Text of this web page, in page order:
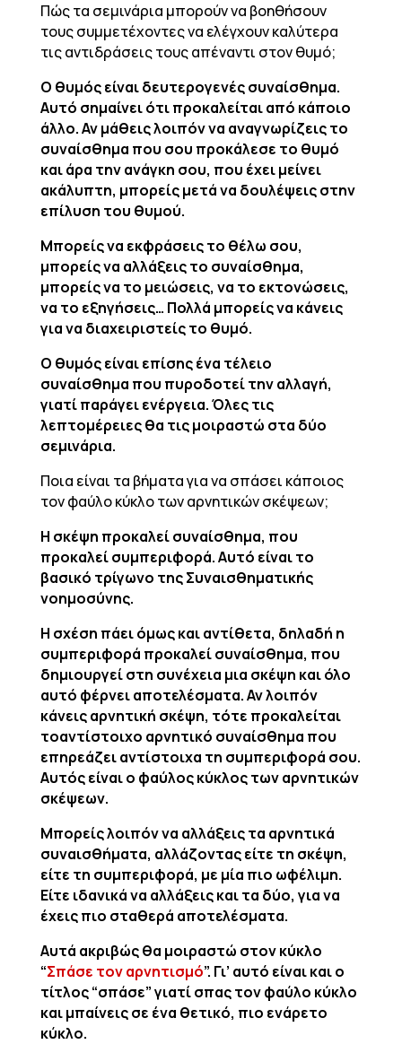
Πώς τα σεμινάρια μπορούν να βοηθήσουν
τους συμμετέχοντες να ελέγχουν καλύτερα
τις αντιδράσεις τους απέναντι στον θυμό;
Ο θυμός είναι δευτερογενές συναίσθημα.
Αυτό σημαίνει ότι προκαλείται από κάποιο
άλλο. Αν μάθεις λοιπόν να αναγνωρίζεις το
συναίσθημα που σου προκάλεσε το θυμό
και άρα την ανάγκη σου, που έχει μείνει
ακάλυπτη, μπορείς μετά να δουλέψεις στην
επίλυση του θυμού.
Μπορείς να εκφράσεις το θέλω σου,
μπορείς να αλλάξεις το συναίσθημα,
μπορείς να το μειώσεις, να το εκτονώσεις,
να το εξηγήσεις… Πολλά μπορείς να κάνεις
για να διαχειριστείς το θυμό.
Ο θυμός είναι επίσης ένα τέλειο
συναίσθημα που πυροδοτεί την αλλαγή,
γιατί παράγει ενέργεια. Όλες τις
λεπτομέρειες θα τις μοιραστώ στα δύο
σεμινάρια.
Ποια είναι τα βήματα για να σπάσει κάποιος
τον φαύλο κύκλο των αρνητικών σκέψεων;
Η σκέψη προκαλεί συναίσθημα, που
προκαλεί συμπεριφορά. Αυτό είναι το
βασικό τρίγωνο της Συναισθηματικής
νοημοσύνης.
Η σχέση πάει όμως και αντίθετα, δηλαδή η
συμπεριφορά προκαλεί συναίσθημα, που
δημιουργεί στη συνέχεια μια σκέψη και όλο
αυτό φέρνει αποτελέσματα. Αν λοιπόν
κάνεις αρνητική σκέψη, τότε προκαλείται
τοαντίστοιχο αρνητικό συναίσθημα που
επηρεάζει αντίστοιχα τη συμπεριφορά σου.
Αυτός είναι ο φαύλος κύκλος των αρνητικών
σκέψεων.
Μπορείς λοιπόν να αλλάξεις τα αρνητικά
συναισθήματα, αλλάζοντας είτε τη σκέψη,
είτε τη συμπεριφορά, με μία πιο ωφέλιμη.
Είτε ιδανικά να αλλάξεις και τα δύο, για να
έχεις πιο σταθερά αποτελέσματα.
Αυτά ακριβώς θα μοιραστώ στον κύκλο
“Σπάσε τον αρνητισμό”. Γι’ αυτό είναι και ο
τίτλος “σπάσε” γιατί σπας τον φαύλο κύκλο
και μπαίνεις σε ένα θετικό, πιο ενάρετο
κύκλο.